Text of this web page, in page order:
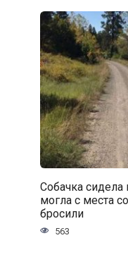
Собачка сидела
могла с места
бросили
563